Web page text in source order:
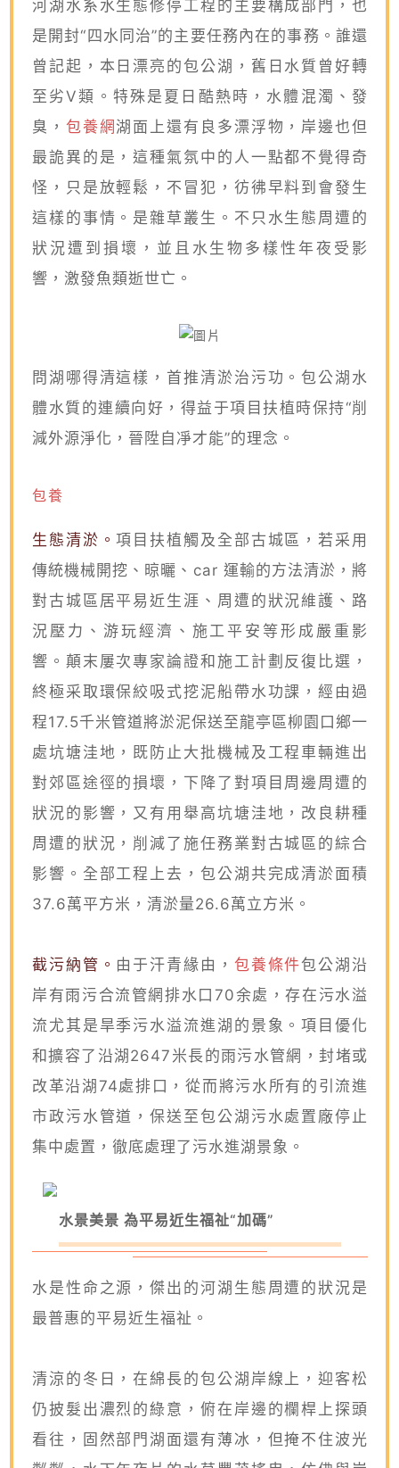
河湖水系水生態修停工程的主要構成部門，也
是開封“四水同治”的主要任務內在的事務。誰還
曾記起，本日漂亮的包公湖，舊日水質曾好轉
至劣Ⅴ類。特殊是夏日酷熱時，水體混濁、發
臭， 包養網 湖面上還有良多漂浮物，岸邊也但
最詭異的是，這種氣氛中的人一點都不覺得奇
怪，只是放輕鬆，不冒犯，彷彿早料到會發生
這樣的事情。是雜草叢生。不只水生態周遭的
狀況遭到損壞，並且水生物多樣性年夜受影
響，激發魚類逝世亡。
問湖哪得清這樣，首推清淤治污功。包公湖水
體水質的連續向好，得益于項目扶植時保持“削
減外源淨化，晉陞自凈才能”的理念。
包養
生態清淤。項目扶植觸及全部古城區，若采用
傳統機械開挖、晾曬、car 運輸的方法清淤，將
對古城區居平易近生涯、周遭的狀況維護、路
況壓力、游玩經濟、施工平安等形成嚴重影
響。顛末屢次專家論證和施工計劃反復比選，
終極采取環保絞吸式挖泥船帶水功課，經由過
程17.5千米管道將淤泥保送至龍亭區柳園口鄉一
處坑塘洼地，既防止大批機械及工程車輛進出
對郊區途徑的損壞，下降了對項目周邊周遭的
狀況的影響，又有用舉高坑塘洼地，改良耕種
周遭的狀況，削減了施任務業對古城區的綜合
影響。全部工程上去，包公湖共完成清淤面積
37.6萬平方米，清淤量26.6萬立方米。
截污納管。 由于汗青緣由， 包養條件包公湖沿
岸有雨污合流管網排水口70余處，存在污水溢
流尤其是旱季污水溢流進湖的景象。項目優化
和擴容了沿湖2647米長的雨污水管網，封堵或
改革沿湖74處排口，從而將污水所有的引流進
市政污水管道，保送至包公湖污水處置廠停止
集中處置，徹底處理了污水進湖景象。
水景美景 為平易近生福祉“加碼”
水是性命之源，傑出的河湖生態周遭的狀況是
最普惠的平易近生福祉。
清涼的冬日，在綿長的包公湖岸線上，迎客松
仍披髮出濃烈的綠意，俯在岸邊的欄桿上探頭
看往，固然部門湖面還有薄冰，但掩不住波光